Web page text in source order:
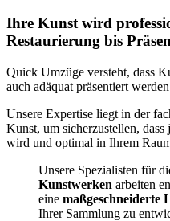
Ihre Kunst wird
Restaurierung bis
Quick Umzüge versteht, dass
auch adäquat präsentiert
Unsere Expertise liegt in der
Kunst, um sicherzustellen, dass
wird und optimal in Ihrem
Unsere Spezialisten für
Kunstwerken arbeiten
eine maßgeschneiderte
Ihrer Sammlung zu